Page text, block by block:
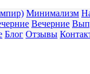
Минимализм
Вечерние
Блог Отзывы